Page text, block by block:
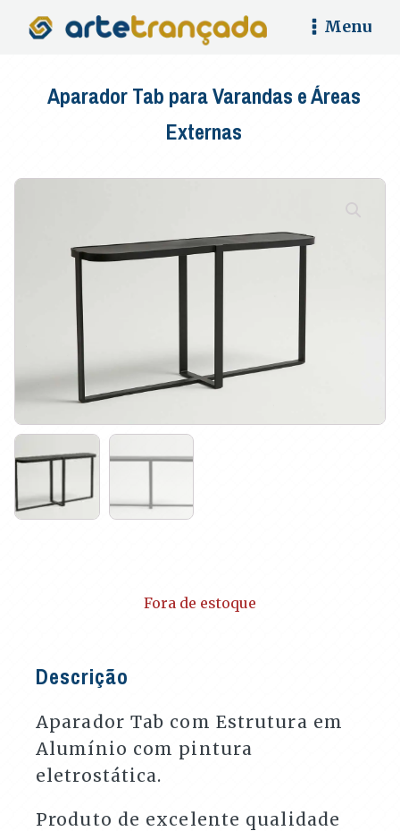
Menu
Aparador Tab para Varandas e Áreas
Externas
Fora de estoque
Descrição
Aparador Tab com Estrutura em
Alumínio com pintura
eletrostática.
Produto de excelente qualidade